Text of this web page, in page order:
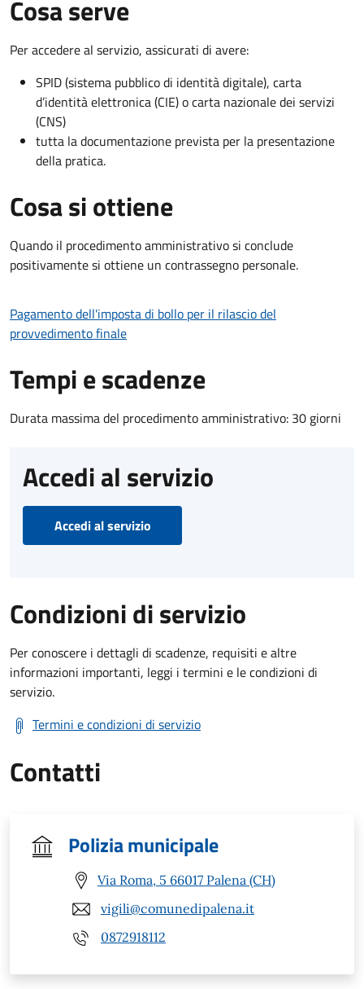
Cosa serve
Per accedere al servizio, assicurati di avere:
SPID (sistema pubblico di identità digitale), carta
d’identità elettronica (CIE) o carta nazionale dei servizi
(CNS)
tutta la documentazione prevista per la presentazione
della pratica.
Cosa si ottiene
Quando il procedimento amministrativo si conclude
positivamente si ottiene un contrassegno personale.
Pagamento dell'imposta di bollo per il rilascio del
provvedimento finale
Tempi e scadenze
Durata massima del procedimento amministrativo: 30 giorni
Accedi al servizio
Accedi al servizio
Condizioni di servizio
Per conoscere i dettagli di scadenze, requisiti e altre
informazioni importanti, leggi i termini e le condizioni di
servizio.
Termini e condizioni di servizio
Contatti
Polizia municipale
Via Roma, 5 66017 Palena (CH)
vigili@comunedipalena.it
0872918112